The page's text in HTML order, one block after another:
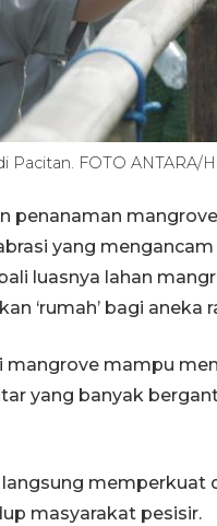
FOTO ANTARA/
penanaman
yang
luasnya lahan
‘rumah’ bagi aneka
mangrove mampu
yang banyak
memperkuat
masyarakat pesisir.